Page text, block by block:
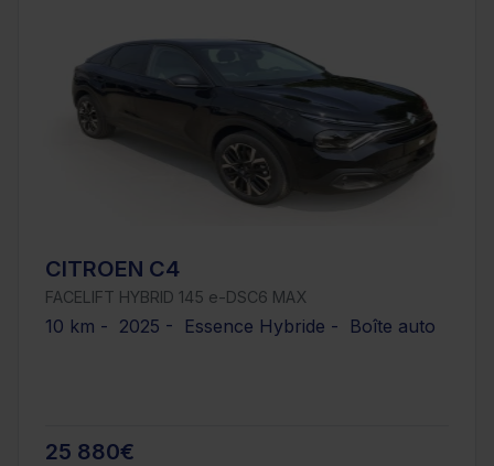
CITROEN C4
FACELIFT HYBRID 145 e-DSC6 MAX
10 km - 2025 - Essence Hybride - Boîte auto
25 880€